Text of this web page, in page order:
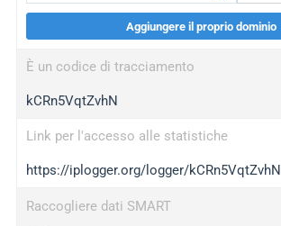
wl.gl
ed.tc
bc.ax
iplogger.com
maper.info
Aggiungere il proprio dominio
È un codice di tracciamento
kCRn5VqtZvhN
Link per l'accesso alle statistiche
https://iplogger.org/logger/kCRn5VqtZvhN
Raccogliere dati SMART